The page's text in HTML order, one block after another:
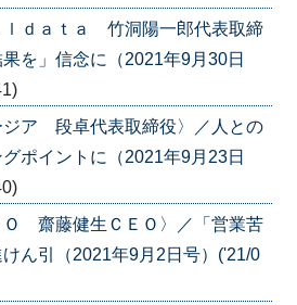
ｄａｔａ 竹洞陽一郎代表取締
を」信念に（2021年9月30日
ア 段卓代表取締役〉／人との
ポイントに（2021年9月23日
齋藤健生ＣＥＯ〉／「営業苦
ん引（2021年9月2日号）('21/0